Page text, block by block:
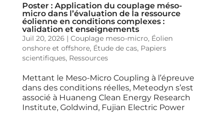
Poster : Application du couplage méso-
micro dans l’évaluation de la ressource
éolienne en conditions complexes :
validation et enseignements
Juil 20, 2026 | Couplage meso-micro, Éolien
onshore et offshore, Étude de cas, Papiers
scientifiques, Ressources
Mettant le Meso-Micro Coupling à l’épreuve
dans des conditions réelles, Meteodyn s’est
associé à Huaneng Clean Energy Research
Institute, Goldwind, Fujian Electric Power